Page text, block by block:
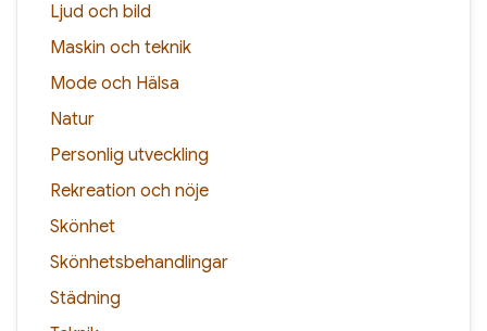
Ljud och bild
Maskin och teknik
Mode och Hälsa
Natur
Personlig utveckling
Rekreation och nöje
Skönhet
Skönhetsbehandlingar
Städning